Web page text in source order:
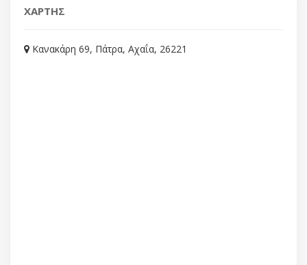
ΧΑΡΤΗΣ
Κανακάρη 69, Πάτρα, Αχαΐα, 26221